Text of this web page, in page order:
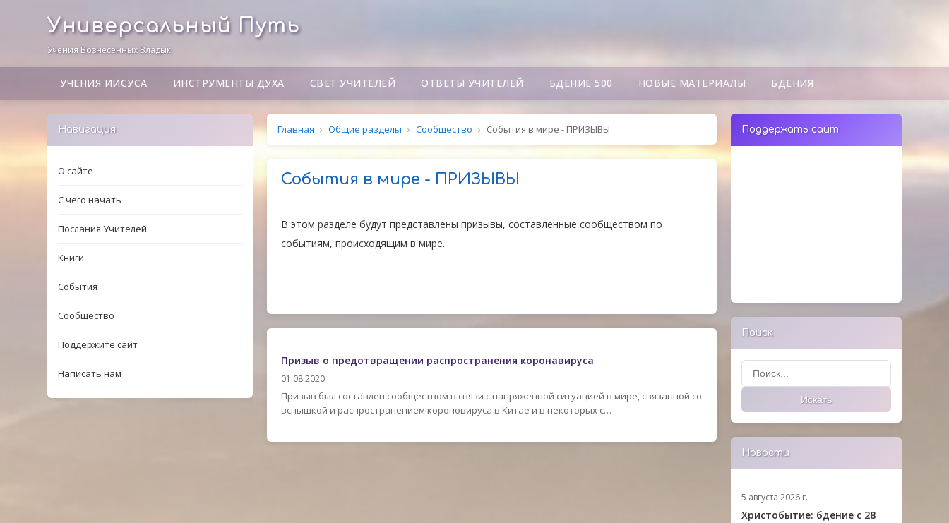
Универсальный Путь
Учения Вознесенных Владык
УЧЕНИЯ ИИСУСА ИНСТРУМЕНТЫ ДУХА СВЕТ УЧИТЕЛЕЙ ОТВЕТЫ УЧИТЕЛЕЙ БДЕНИЕ 500 НОВЫЕ МАТЕРИАЛЫ БДЕНИЯ
Навигация
О сайте
С чего начать
Послания Учителей
Книги
События
Сообщество
Поддержите сайт
Написать нам
Главная › Общие разделы › Сообщество › События в мире - ПРИЗЫВЫ
События в мире - ПРИЗЫВЫ
В этом разделе будут представлены призывы, составленные сообществом по
событиям, происходящим в мире.
Призыв о предотвращении распространения коронавируса
01.08.2020
Призыв был составлен сообществом в связи с напряженной ситуацией в мире, связанной со
вспышкой и распространением короновируса в Китае и в некоторых с…
Поддержать сайт
Поиск
Поиск
Искать
Новости
5 августа 2026 г.
Христобытие: бдение с 28